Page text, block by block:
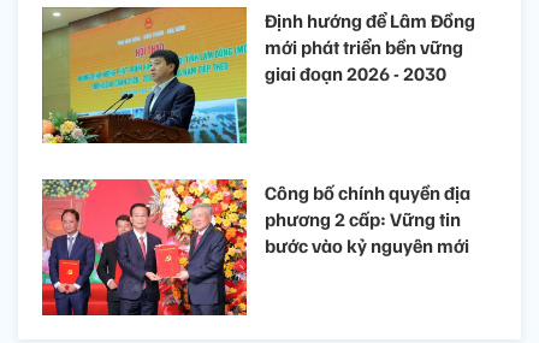
Định hướng để Lâm Đồng
mới phát triển bền vững
giai đoạn 2026 - 2030
Công bố chính quyền địa
phương 2 cấp: Vững tin
bước vào kỷ nguyên mới